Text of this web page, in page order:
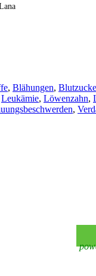
, Blähungen,
Leukämie, Löwenzahn,
,